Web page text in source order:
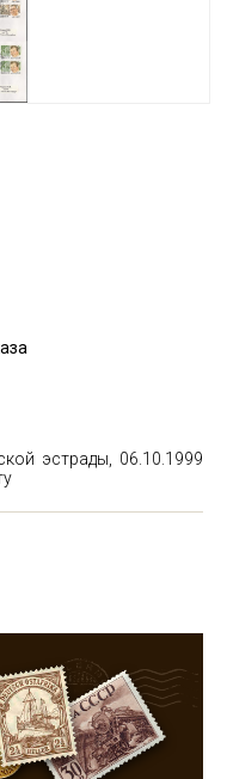
эстрады, 06.10.1999